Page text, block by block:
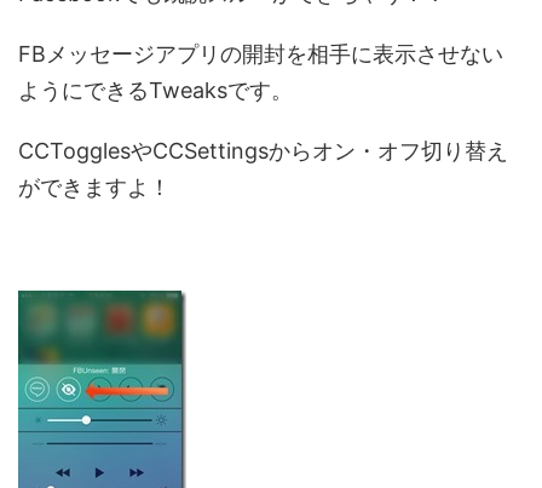
FBメッセージアプリの開封を相手に表示させない
ようにできるTweaksです。
CCTogglesやCCSettingsからオン・オフ切り替え
ができますよ！